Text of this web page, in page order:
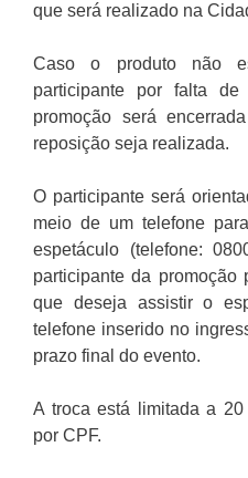
que será realizado na
Caso o produto não
participante por falta
promoção será
reposição seja realizada.
O participante será
meio de um telefone
espetáculo (telefone:
participante da
que deseja assistir o
telefone inserido no
prazo final do evento.
A troca está limitada a
por CPF.